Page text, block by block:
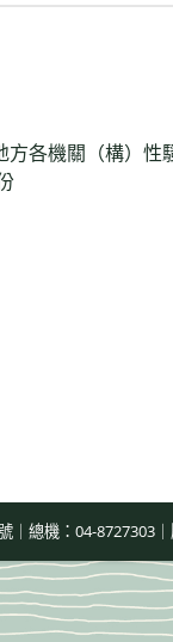
方各機關（構）性
｜總機：04-8727303